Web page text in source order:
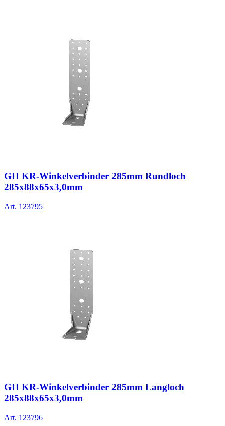
GH KR-Winkelverbinder 285mm Rundloch
285x88x65x3,0mm
Art. 123795
GH KR-Winkelverbinder 285mm Langloch
285x88x65x3,0mm
Art. 123796